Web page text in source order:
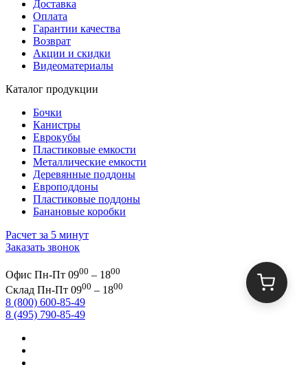
Доставка
Оплата
Гарантии качества
Возврат
Акции и скидки
Видеоматериалы
Каталог продукции
Бочки
Канистры
Еврокубы
Пластиковые емкости
Металлические емкости
Деревянные поддоны
Европоддоны
Пластиковые поддоны
Банановые коробки
Расчет за 5 минут
Заказать звонок
Офис Пн-Пт 0900 – 1800
Склад Пн-Пт 0900 – 1800
8 (800) 600-85-49
8 (495) 790-85-49